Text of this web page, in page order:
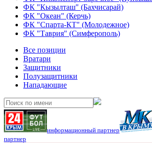
ФК "Кызылташ" (Бахчисарай)
ФК "Океан" (Керчь)
ФК "Спарта-КТ" (Молодежное)
ФК "Таврия" (Симферополь)
Все позиции
Вратари
Защитники
Полузащитники
Нападающие
информационный партнер
партнер